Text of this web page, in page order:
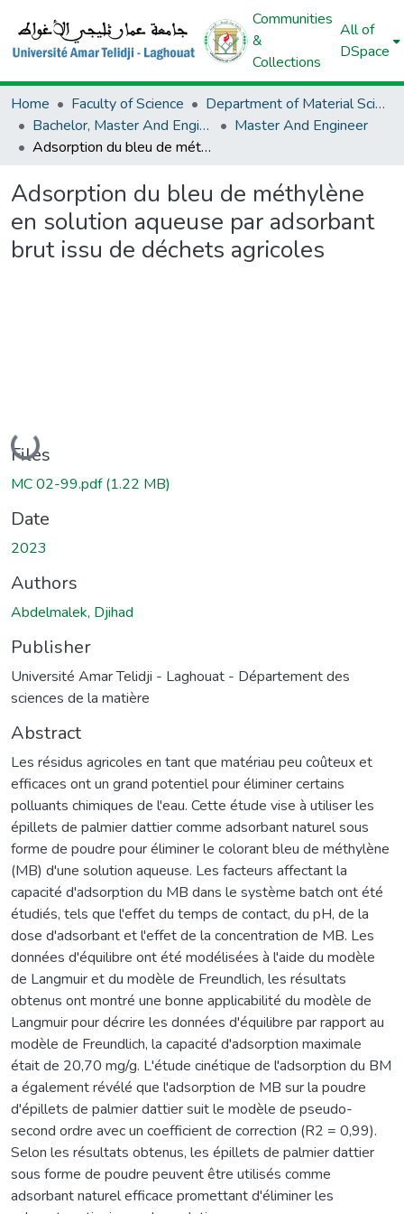
Communities
&
Collections
All of
DSpace
Home Faculty of Science
Department of Material Sciences
Bachelor, Master And Engineer (Material Sciences)
Master And Engineer
Adsorption du bleu de méthylène en solution aqueuse par adsorbant brut issu de déchets agricoles
Adsorption du bleu de méthylène
en solution aqueuse par adsorbant
brut issu de déchets agricoles
Loading...
Files
MC 02-99.pdf(1.22 MB)
Date
2023
Authors
Abdelmalek, Djihad
Publisher
Université Amar Telidji - Laghouat - Département des
sciences de la matière
Abstract
Les résidus agricoles en tant que matériau peu coûteux et
efficaces ont un grand potentiel pour éliminer certains
polluants chimiques de l'eau. Cette étude vise à utiliser les
épillets de palmier dattier comme adsorbant naturel sous
forme de poudre pour éliminer le colorant bleu de méthylène
(MB) d'une solution aqueuse. Les facteurs affectant la
capacité d'adsorption du MB dans le système batch ont été
étudiés, tels que l'effet du temps de contact, du pH, de la
dose d'adsorbant et l'effet de la concentration de MB. Les
données d'équilibre ont été modélisées à l'aide du modèle
de Langmuir et du modèle de Freundlich, les résultats
obtenus ont montré une bonne applicabilité du modèle de
Langmuir pour décrire les données d'équilibre par rapport au
modèle de Freundlich, la capacité d'adsorption maximale
était de 20,70 mg/g. L'étude cinétique de l'adsorption du BM
a également révélé que l'adsorption de MB sur la poudre
d'épillets de palmier dattier suit le modèle de pseudo-
second ordre avec un coefficient de correction (R2 = 0,99).
Selon les résultats obtenus, les épillets de palmier dattier
sous forme de poudre peuvent être utilisés comme
adsorbant naturel efficace promettant d'éliminer les